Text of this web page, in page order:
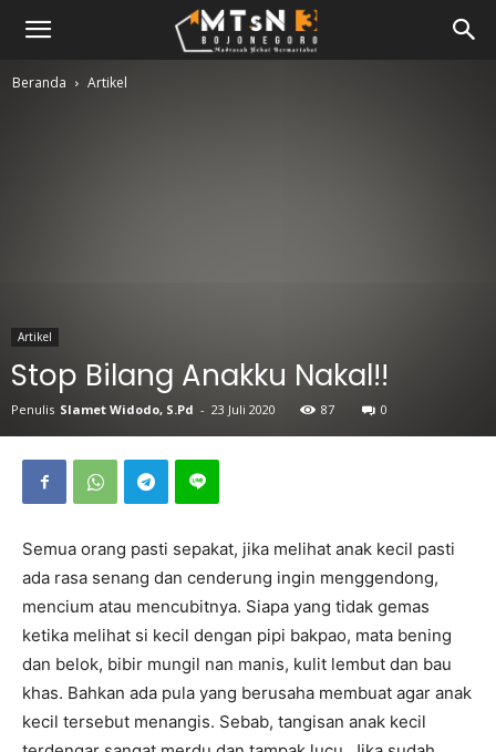
Beranda Artikel
Artikel
Stop Bilang Anakku Nakal!!
Penulis Slamet Widodo, S.Pd - 23 Juli 2020 87 0
Semua orang pasti sepakat, jika melihat anak kecil pasti
ada rasa senang dan cenderung ingin menggendong,
mencium atau mencubitnya. Siapa yang tidak gemas
ketika melihat si kecil dengan pipi bakpao, mata bening
dan belok, bibir mungil nan manis, kulit lembut dan bau
khas. Bahkan ada pula yang berusaha membuat agar anak
kecil tersebut menangis. Sebab, tangisan anak kecil